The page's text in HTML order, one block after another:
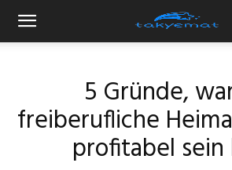
5 Gründe,
freiberufliche
profitabel sein